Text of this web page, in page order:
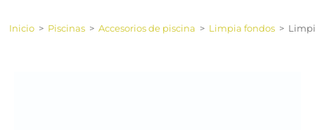
Inicio > Piscinas > Accesorios de piscina > Limpia fondos >